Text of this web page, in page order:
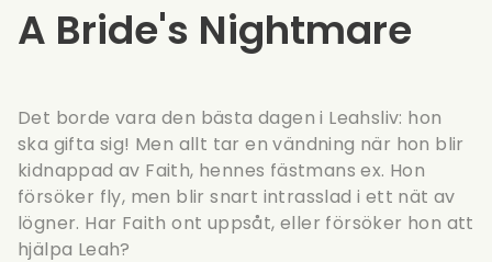
A Bride's Nightmare
Det borde vara den bästa dagen i Leahsliv: hon
ska gifta sig! Men allt tar en vändning när hon blir
kidnappad av Faith, hennes fästmans ex. Hon
försöker fly, men blir snart intrasslad i ett nät av
lögner. Har Faith ont uppsåt, eller försöker hon att
hjälpa Leah?